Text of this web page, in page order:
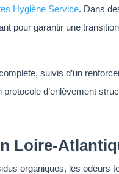
Hygiène Service. Dans
pour garantir une
suivis d’un
d’enlèvement
Loire-
organiques, les odeurs